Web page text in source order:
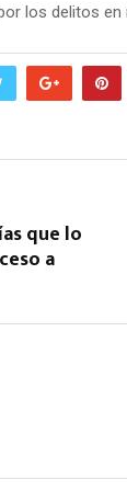
los delitos en
que lo
a